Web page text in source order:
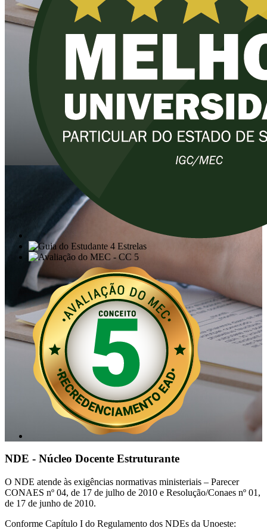
NDE - Núcleo Docente Estruturante
O NDE atende às exigências normativas ministeriais – Parecer
CONAES nº 04, de 17 de julho de 2010 e Resolução/Conaes nº 01,
de 17 de junho de 2010.
Conforme Capítulo I do Regulamento dos NDEs da Unoeste: